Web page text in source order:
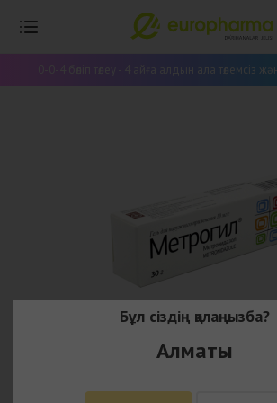
0-0-4 бөліп төлеу - 4 айға алдын ала төлемсіз
Бұл сіздің қалаңызба?
Алматы